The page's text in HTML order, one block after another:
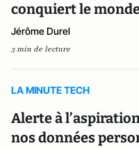
conquiert le
Jérôme Durel
3 min de lecture
LA MINUTE TECH
Alerte à
nos données